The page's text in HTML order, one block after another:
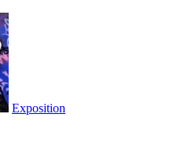
Exposition